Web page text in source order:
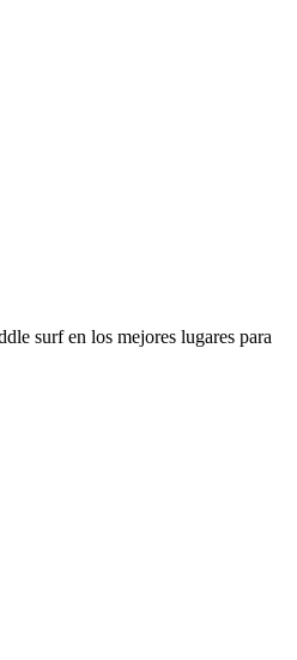
surf en los mejores lugares para